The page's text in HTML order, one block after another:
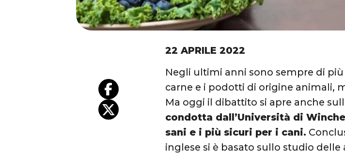
22 APRILE 2022
Negli ultimi anni sono sempre di
carne e i podotti di origine animali,
Ma oggi il dibattito si apre anche
condotta dall’Università di
sani e i più sicuri per i cani.
inglese si è basato sullo studio